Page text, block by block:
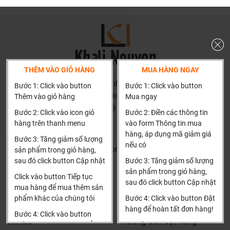
hiện đại.
Sản phẩm đa dạng, phù hợp với mọi không gian
Sunny cung cấp một loạt các sản phẩm đèn gỗ trang trí, bao
gồm đèn bàn, đèn treo trần, đèn cây, đèn chùm, đèn sàn,
phù hợp cho mọi không gian như phòng khách, phòng ngủ,
văn phòng hay các không gian công cộng. Mỗi sản phẩm
đều có tính năng chiếu sáng hoàn hảo, mang lại ánh sáng
ấm áp, dễ chịu cho người sử dụng.
Cam kết chất lượng và dịch vụ
Với phương châm “Chất lượng là cam kết, hài lòng là mục
tiêu”, Sunny luôn đặt tiêu chuẩn chất lượng lên hàng đầu.
Tất cả các sản phẩm đèn gỗ đều được kiểm tra kỹ lưỡng
trước khi đến tay khách hàng. Ngoài ra, đội ngũ nhân viên
của Sunny luôn sẵn sàng hỗ trợ khách hàng từ khâu tư vấn
thiết kế cho đến giao hàng và bảo hành, đảm bảo sự hài
lòng tuyệt đối.
THÊM VÀO GIỎ HÀNG
Bước 1: Click vào button
Thêm vào giỏ hàng
Bước 2: Click vào icon giỏ
hàng trên thanh menu
Bước 3: Tăng giảm số lượng
sản phẩm trong giỏ hàng,
sau đó click button Cập nhật
Click vào button Tiếp tục
mua hàng để mua thêm sản
phẩm khác của chúng tôi
Bước 4: Click vào button
Tiến hành thanh toán để
MUA HÀNG NGAY
Bước 1: Click vào button
Mua ngay
Bước 2: Điền các thông tin
vào form Thông tin mua
hàng, áp dụng mã giảm giá
nếu có
Bước 3: Tăng giảm số lượng
sản phẩm trong giỏ hàng,
sau đó click button Cập nhật
Bước 4: Click vào button Đặt
hàng để hoàn tất đơn hàng!
Xin cảm ơn khách hàng!!!
HN: số 160 đường Văn Minh, Di Trạch, Hoài Đức, Hà Nội
(Cách đại học công nghiệp 1 km)
HCM và các tỉnh khác: Liên hệ hotline để được hướng dẫn
đặt hàng
Khalinguyen.vn@gmail.com
0904501766
Thông tin
Tìm đại lý & Hợp tác
Tin tức
Thông tin thêm
Hướng dẫn mua hàng
Hướng dẫn đặt hàng